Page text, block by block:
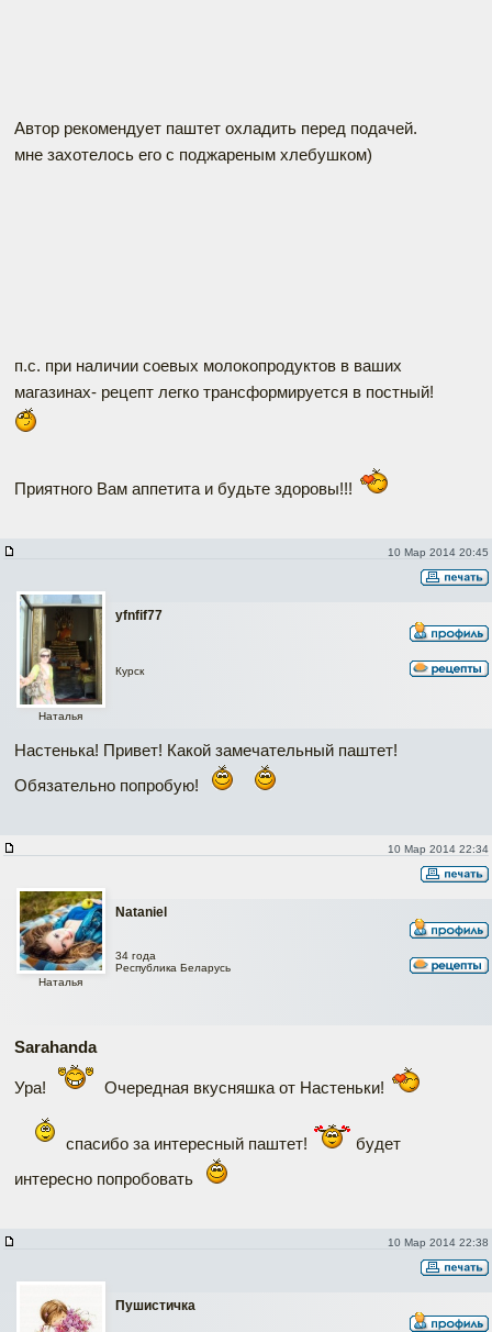
Автор рекомендует паштет охладить перед подачей.
мне захотелось его с поджареным хлебушком)
п.с. при наличии соевых молокопродуктов в ваших
магазинах- рецепт легко трансформируется в постный!
Приятного Вам аппетита и будьте здоровы!!!
10 Мар 2014 20:45
yfnfif77
Наталья
Курск
Настенька! Привет! Какой замечательный паштет!
Обязательно попробую!
10 Мар 2014 22:34
Nataniel
Наталья
34 года
Республика Беларусь
Sarahanda
Ура! Очередная вкусняшка от Настеньки!
спасибо за интересный паштет!
будет
интересно попробовать
10 Мар 2014 22:38
Пушистичка